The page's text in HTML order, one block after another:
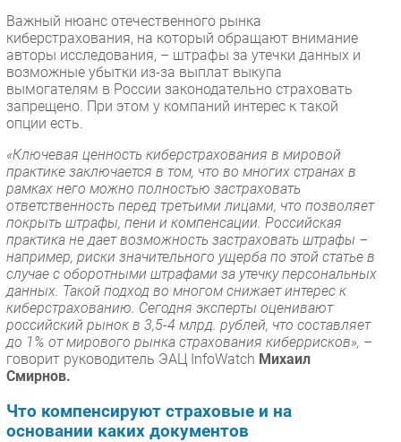
Важный нюанс отечественного рынка
киберстрахования, на который обращают внимание
авторы исследования, – штрафы за утечки данных и
возможные убытки из-за выплат выкупа
вымогателям в России законодательно страховать
запрещено. При этом у компаний интерес к такой
опции есть.
«Ключевая ценность киберстрахования в мировой
практике заключается в том, что во многих странах в
рамках него можно полностью застраховать
ответственность перед третьими лицами, что позволяет
покрыть штрафы, пени и компенсации. Российская
практика не дает возможность застраховать штрафы –
например, риски значительного ущерба по этой статье в
случае с оборотными штрафами за утечку персональных
данных. Такой подход во многом снижает интерес к
киберстрахованию. Сегодня эксперты оценивают
российский рынок в 3,5-4 млрд. рублей, что составляет
до 1% от мирового рынка страхования киберрисков», –
говорит руководитель ЭАЦ InfoWatch Михаил
Смирнов.
Что компенсируют страховые и на
основании каких документов